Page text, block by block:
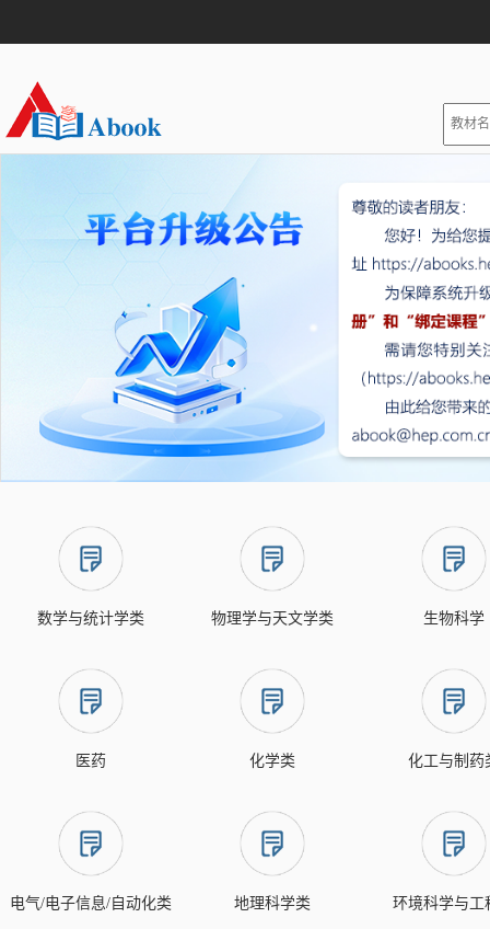
数学与统计学类 物理学与天文学类 生物科学
医药 化学类 化工与制药
电气/电子信息/自动化类 地理科学类 环境科学与工